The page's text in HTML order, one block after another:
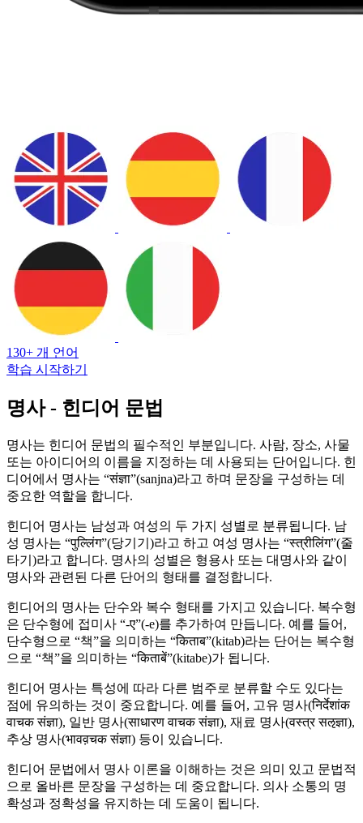
130+ 개 언어
학습 시작하기
명사 - 힌디어 문법
명사는 힌디어 문법의 필수적인 부분입니다. 사람, 장소, 사물
또는 아이디어의 이름을 지정하는 데 사용되는 단어입니다. 힌
디어에서 명사는 “संज्ञा”(sanjna)라고 하며 문장을 구성하는 데
중요한 역할을 합니다.
힌디어 명사는 남성과 여성의 두 가지 성별로 분류됩니다. 남
성 명사는 “पुल्लिंग”(당기기)라고 하고 여성 명사는 “स्त्रीलिंग”(줄
타기)라고 합니다. 명사의 성별은 형용사 또는 대명사와 같이
명사와 관련된 다른 단어의 형태를 결정합니다.
힌디어의 명사는 단수와 복수 형태를 가지고 있습니다. 복수형
은 단수형에 접미사 “-ए”(-e)를 추가하여 만듭니다. 예를 들어,
단수형으로 “책”을 의미하는 “किताब”(kitab)라는 단어는 복수형
으로 “책”을 의미하는 “किताबें”(kitabe)가 됩니다.
힌디어 명사는 특성에 따라 다른 범주로 분류할 수도 있다는
점에 유의하는 것이 중요합니다. 예를 들어, 고유 명사(निर्देशांक
वाचक संज्ञा), 일반 명사(साधारण वाचक संज्ञा), 재료 명사(वस्त्र सऌज्ञा),
추상 명사(भावव़चक संज्ञा) 등이 있습니다.
힌디어 문법에서 명사 이론을 이해하는 것은 의미 있고 문법적
으로 올바른 문장을 구성하는 데 중요합니다. 의사 소통의 명
확성과 정확성을 유지하는 데 도움이 됩니다.